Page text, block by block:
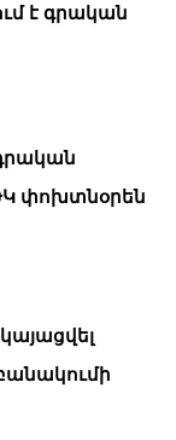
է գրական
փոխտնօրեն